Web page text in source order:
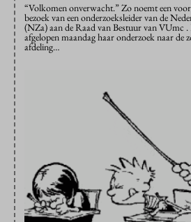
“Volkomen onverwacht.” Zo noemt een
bezoek van een onderzoeksleider van de
(NZa) aan de Raad van Bestuur van VUmc
afgelopen maandag haar onderzoek naar de
afdeling…